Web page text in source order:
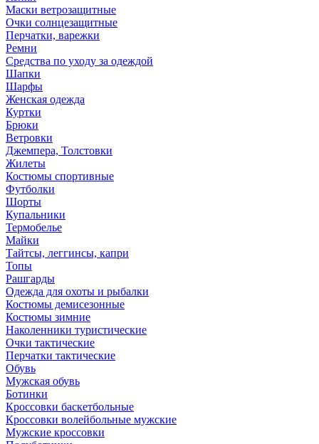
Маски ветрозащитные
Очки солнцезащитные
Перчатки, варежки
Ремни
Средства по уходу за одеждой
Шапки
Шарфы
Женская одежда
Куртки
Брюки
Ветровки
Джемпера, Толстовки
Жилеты
Костюмы спортивные
Футболки
Шорты
Купальники
Термобелье
Майки
Тайтсы, леггинсы, капри
Топы
Рашгарды
Одежда для охоты и рыбалки
Костюмы демисезонные
Костюмы зимние
Наколенники туристические
Очки тактические
Перчатки тактические
Обувь
Мужская обувь
Ботинки
Кроссовки баскетбольные
Кроссовки волейбольные мужские
Мужские кроссовки